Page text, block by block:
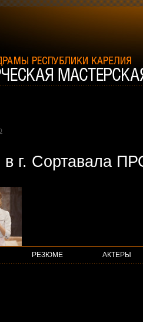
в г.
РЕЗЮМЕ АКТЕРЫ